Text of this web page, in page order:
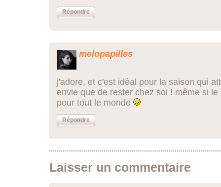
Répondre
melopapilles
j'adore, et c'est idéal pour la saison qui
envie que de rester chez soi ! même si
pour tout le monde
Répondre
Laisser un commentaire